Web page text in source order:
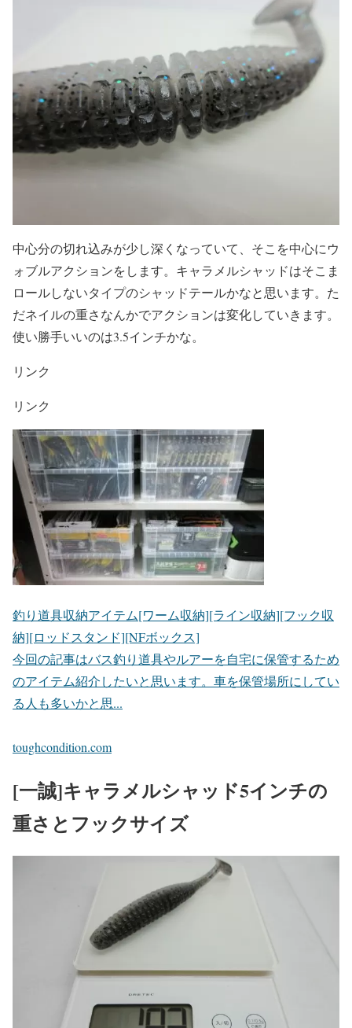
中心分の切れ込みが少し深くなっていて、そこを中心にウ
ォブルアクションをします。キャラメルシャッドはそこま
ロールしないタイプのシャッドテールかなと思います。た
だネイルの重さなんかでアクションは変化していきます。
使い勝手いいのは3.5インチかな。
リンク
リンク
釣り道具収納アイテム[ワーム収納][ライン収納][フック収
納][ロッドスタンド][NFボックス]
今回の記事はバス釣り道具やルアーを自宅に保管するため
のアイテム紹介したいと思います。車を保管場所にしてい
る人も多いかと思...
toughcondition.com
[一誠]キャラメルシャッド5インチの
重さとフックサイズ